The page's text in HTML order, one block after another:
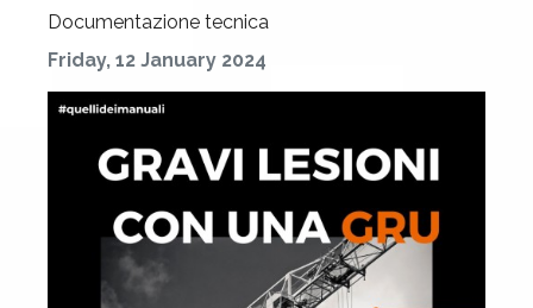
Documentazione tecnica
Friday, 12 January 2024